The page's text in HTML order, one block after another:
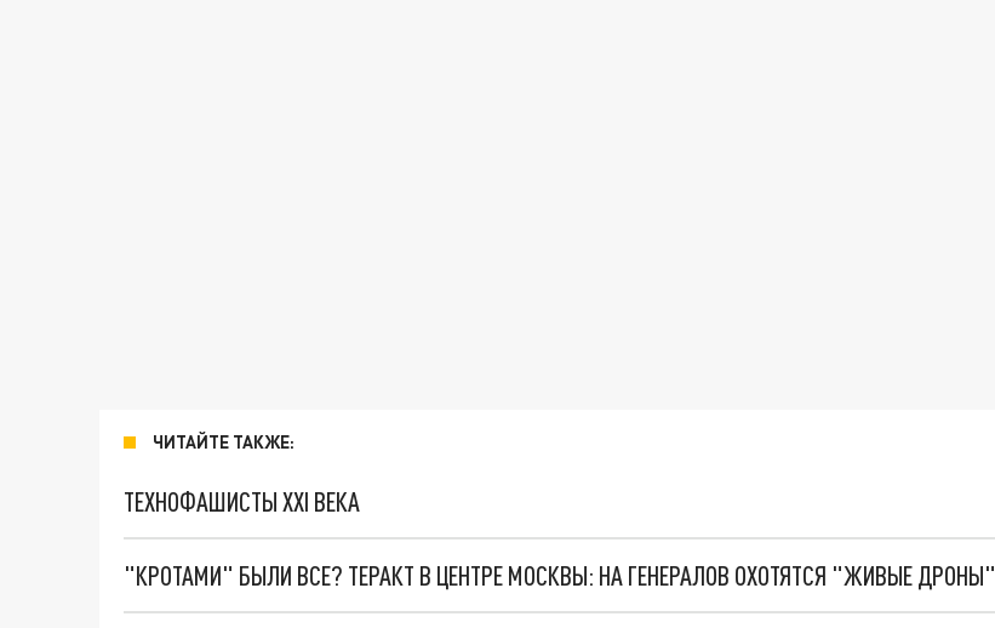
ЧИТАЙТЕ ТАКЖЕ:
ТЕХНОФАШИСТЫ XXI ВЕКА
"КРОТАМИ" БЫЛИ ВСЕ? ТЕРАКТ В ЦЕНТРЕ МОСКВЫ: НА ГЕНЕРАЛОВ ОХОТЯТСЯ "ЖИВЫЕ ДРОНЫ"